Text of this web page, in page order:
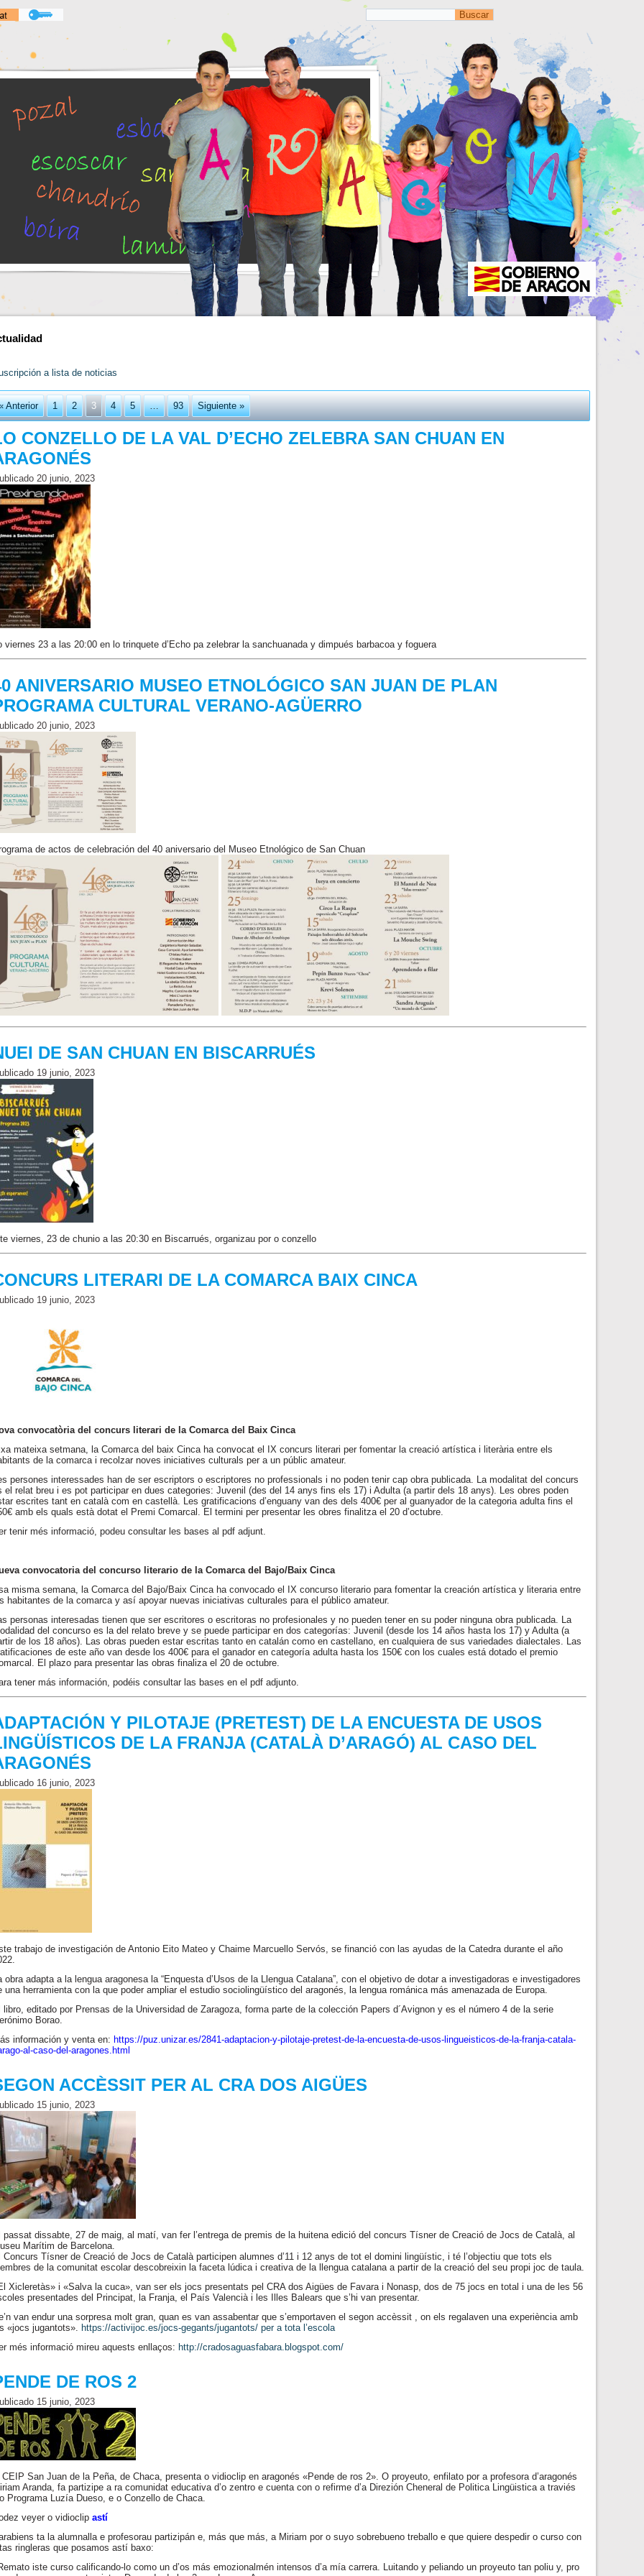
a lista de noticias
Anterior 1 2 3 4 5 … 93 Siguiente »
CONZELLO DE LA VAL D’ECHO ZELEBRA SAN CHUAN EN
20 junio, 2023
viernes 23 a las 20:00 en lo trinquete d’Echo pa zelebrar la sanchuanada y dimpués barbacoa y foguera
ANIVERSARIO MUSEO ETNOLÓGICO SAN JUAN DE PLAN
CULTURAL VERANO-AGÜERRO
20 junio, 2023
de actos de celebración del 40 aniversario del Museo Etnológico de San Chuan
DE SAN CHUAN EN BISCARRUÉS
19 junio, 2023
viernes, 23 de chunio a las 20:30 en Biscarrués, organizau por o conzello
LITERARI DE LA COMARCA BAIX CINCA
19 junio, 2023
convocatòria del concurs literari de la Comarca del Baix Cinca
mateixa setmana, la Comarca del baix Cinca ha convocat el IX concurs literari per fomentar la creació artística i literària entre els
de la comarca i recolzar noves iniciatives culturals per a un públic amateur.
persones interessades han de ser escriptors o escriptores no professionals i no poden tenir cap obra publicada. La modalitat del concurs
el relat breu i es pot participar en dues categories: Juvenil (des del 14 anys fins els 17) i Adulta (a partir dels 18 anys). Les obres poden
escrites tant en català com en castellà. Les gratificacions d’enguany van des dels 400€ per al guanyador de la categoria adulta fins el
amb els quals està dotat el Premi Comarcal. El termini per presentar les obres finalitza el 20 d’octubre.
tenir més informació, podeu consultar les bases al pdf adjunt.
convocatoria del concurso literario de la Comarca del Bajo/Baix Cinca
misma semana, la Comarca del Bajo/Baix Cinca ha convocado el IX concurso literario para fomentar la creación artística y literaria entre
habitantes de la comarca y así apoyar nuevas iniciativas culturales para el público amateur.
personas interesadas tienen que ser escritores o escritoras no profesionales y no pueden tener en su poder ninguna obra publicada. La
del concurso es la del relato breve y se puede participar en dos categorías: Juvenil (desde los 14 años hasta los 17) y Adulta (a
de los 18 años). Las obras pueden estar escritas tanto en catalán como en castellano, en cualquiera de sus variedades dialectales. Las
de este año van desde los 400€ para el ganador en categoría adulta hasta los 150€ con los cuales está dotado el premio
El plazo para presentar las obras finaliza el 20 de octubre.
tener más información, podéis consultar las bases en el pdf adjunto.
Y PILOTAJE (PRETEST) DE LA ENCUESTA DE USOS
DE LA FRANJA (CATALÀ D’ARAGÓ) AL CASO DEL
16 junio, 2023
trabajo de investigación de Antonio Eito Mateo y Chaime Marcuello Servós, se financió con las ayudas de la Catedra durante el año
obra adapta a la lengua aragonesa la “Enquesta d’Usos de la Llengua Catalana”, con el objetivo de dotar a investigadoras e investigadores
una herramienta con la que poder ampliar el estudio sociolingüístico del aragonés, la lengua románica más amenazada de Europa.
libro, editado por Prensas de la Universidad de Zaragoza, forma parte de la colección Papers d´Avignon y es el número 4 de la serie
Borao.
información y venta en: https://puz.unizar.es/2841-adaptacion-y-pilotaje-pretest-de-la-encuesta-de-usos-lingueisticos-de-la-franja-catala-
al-caso-del-aragones.html
ACCÈSSIT PER AL CRA DOS AIGÜES
15 junio, 2023
passat dissabte, 27 de maig, al matí, van fer l’entrega de premis de la huitena edició del concurs Tísner de Creació de Jocs de Català, al
Marítim de Barcelona.
Concurs Tísner de Creació de Jocs de Català participen alumnes d’11 i 12 anys de tot el domini lingüístic, i té l’objectiu que tots els
de la comunitat escolar descobreixin la faceta lúdica i creativa de la llengua catalana a partir de la creació del seu propi joc de taula.
Xicleretàs» i «Salva la cuca», van ser els jocs presentats pel CRA dos Aigües de Favara i Nonasp, dos de 75 jocs en total i una de les 56
presentades del Principat, la Franja, el País Valencià i les Illes Balears que s’hi van presentar.
van endur una sorpresa molt gran, quan es van assabentar que s’emportaven el segon accèssit , on els regalaven una experiència amb
«jocs jugantots». https://activijoc.es/jocs-gegants/jugantots/ per a tota l’escola
més informació mireu aquests enllaços: http://cradosaguasfabara.blogspot.com/
DE ROS 2
15 junio, 2023
CEIP San Juan de la Peña, de Chaca, presenta o vidioclip en aragonés «Pende de ros 2». O proyeuto, enfilato por a profesora d’aragonés
Aranda, fa partizipe a ra comunidat educativa d’o zentro e cuenta con o refirme d’a Direzión Cheneral de Politica Lingüistica a traviés
Programa Luzía Dueso, e o Conzello de Chaca.
veyer o vidioclipastí
ta la alumnalla e profesorau partizipán e, más que más, a Miriam por o suyo sobrebueno treballo e que quiere despedir o curso con
ringleras que posamos astí baxo:
iste curso calificando-lo como un d’os más emozionalmén intensos d’a mía carrera. Luitando y peliando un proyeuto tan poliu y, pro